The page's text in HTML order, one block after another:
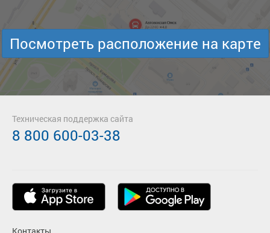
Посмотреть расположение на карте
Техническая поддержка сайта
8 800 600-03-38